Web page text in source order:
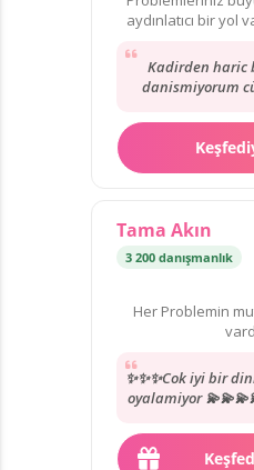
aydınlatıcı bir yol
Kadirden haric
danismiyorum
Herzaman
Tama Akın
3 200 danışmanlık
Her Problemin
✨✨✨Cok iyi bir
oyalamiyor
uzmanlardan
tarafida